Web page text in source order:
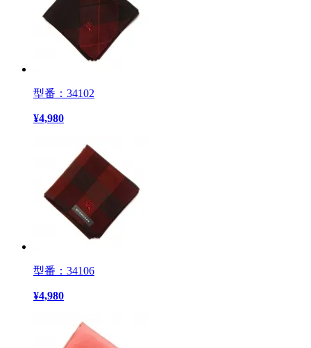
型番：34102
¥4,980
型番：34106
¥4,980